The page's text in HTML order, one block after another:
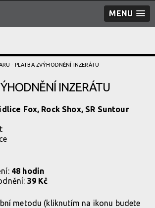
MENU
· PLATBA ZVÝHODNĚNÍ­ INZERÁTU
INZERÁTU
Fox, Rock Shox, SR Suntour
48 hodin
39 Kč
metodu (kliknutím na ikonu budete